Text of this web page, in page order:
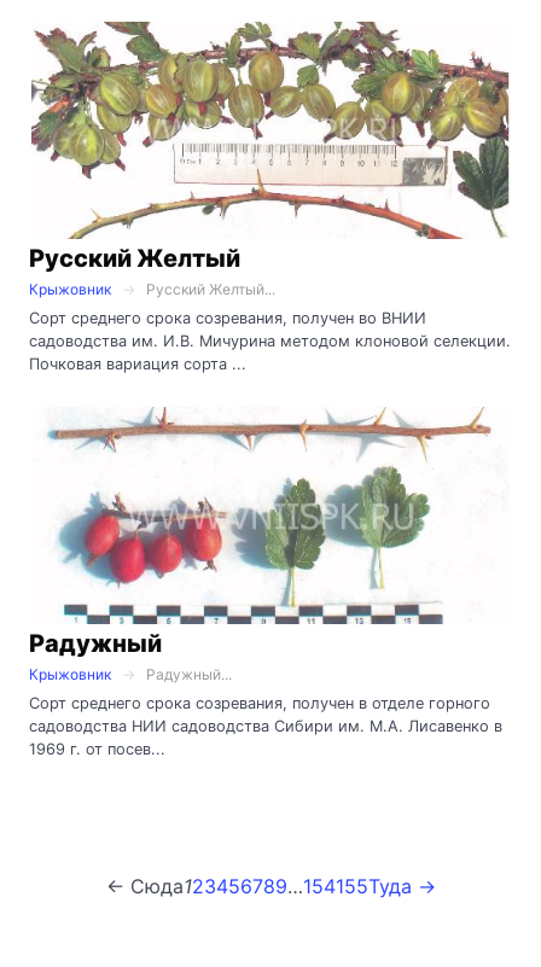
Русский Желтый
Крыжовник
Русский Желтый...
Сорт среднего срока созревания, получен во ВНИИ
садоводства им. И.В. Мичурина методом клоновой селекции.
Почковая вариация сорта ...
Радужный
Крыжовник
Радужный...
Сорт среднего срока созревания, получен в отделе горного
садоводства НИИ садоводства Сибири им. М.А. Лисавенко в
1969 г. от посев...
← Сюда123456789…154155Туда →